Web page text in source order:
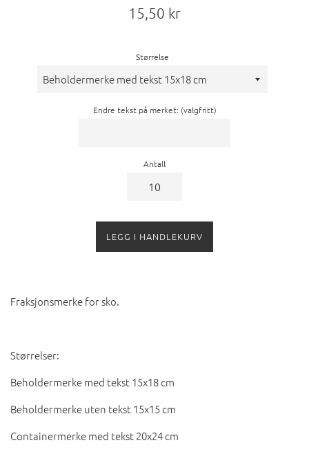
Vanlig
15,50 kr
Størrelse
Endre tekst på merket: (valgfritt)
Antall
LEGG I HANDLEKURV
Fraksjonsmerke for sko.
Størrelser:
Beholdermerke med tekst 15x18 cm
Beholdermerke uten tekst 15x15 cm
Containermerke med tekst 20x24 cm